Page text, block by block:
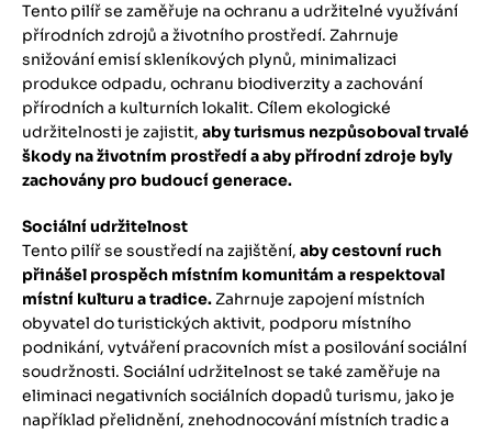
Tento pilíř se zaměřuje na ochranu a udržitelné využívání
přírodních zdrojů a životního prostředí. Zahrnuje
snižování emisí skleníkových plynů, minimalizaci
produkce odpadu, ochranu biodiverzity a zachování
přírodních a kulturních lokalit. Cílem ekologické
udržitelnosti je zajistit, aby turismus nezpůsoboval trvalé
škody na životním prostředí a aby přírodní zdroje byly
zachovány pro budoucí generace.
Sociální udržitelnost
Tento pilíř se soustředí na zajištění, aby cestovní ruch
přinášel prospěch místním komunitám a respektoval
místní kulturu a tradice.Zahrnuje zapojení místních
obyvatel do turistických aktivit, podporu místního
podnikání, vytváření pracovních míst a posilování sociální
soudržnosti. Sociální udržitelnost se také zaměřuje na
eliminaci negativních sociálních dopadů turismu, jako je
například přelidnění, znehodnocování místních tradic a